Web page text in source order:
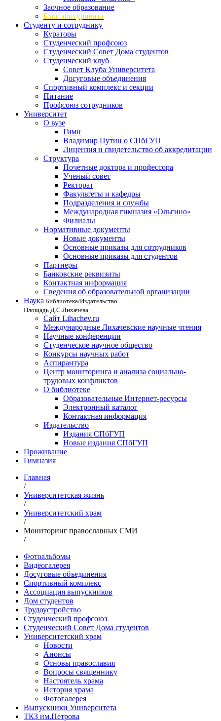
Заочное образование
Блог абитуриента
Студенту и сотруднику
Кураторы
Студенческий профсоюз
Студенческий Совет Дома студентов
Студенческий клуб
Совет Клуба Университета
Досуговые объединения
Спортивный комплекс и секции
Питание
Профсоюз сотрудников
Университет
О вузе
Гимн
Владимир Путин о СПбГУП
Лицензия и свидетельство об аккредитации
Структура
Почетные доктора и профессора
Ученый совет
Ректорат
Факультеты и кафедры
Подразделения и службы
Международная гимназия «Ольгино»
Филиалы
Нормативные документы
Новые документы
Основные приказы для сотрудников
Основные приказы для студентов
Партнеры
Банковские реквизиты
Контактная информация
Сведения об образовательной организации
Наука Библиотека/Издательство
Площадь Д.С.Лихачева
Сайт Lihachev.ru
Международные Лихачевские научные чтения
Научные конференции
Студенческое научное общество
Конкурсы научных работ
Аспирантура
Центр мониторинга и анализа социально-
трудовых конфликтов
О библиотеке
Образовательные Интернет-ресурсы
Электронный каталог
Контактная информация
Издательство
Издания СПбГУП
Новые издания СПбГУП
Проживание
Гимназия
Главная
/
Университетская жизнь
/
Университетский храм
/
Мониторинг православных СМИ
/
Фотоальбомы
Видеогалерея
Досуговые объединения
Спортивный комплекс
Ассоциация выпускников
Дом студентов
Трудоустройство
Студенческий профсоюз
Студенческий Совет Дома студентов
Университетский храм
Новости
Анонсы
Основы православия
Вопросы священнику
Настоятель храма
История храма
Фотогалерея
Выпускники Университета
ТКЗ им.Петрова